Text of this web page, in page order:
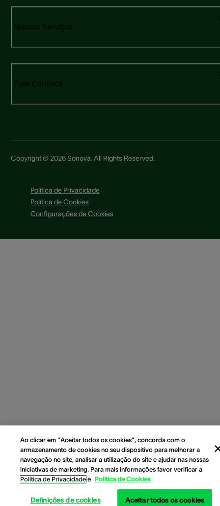
Nossos Serviços
Fale Conosco
Copyright © 2026 Sonova. All Rights Reserved.
Política de Privacidade
Política de Cookies
Configurações de Cookies
Ao clicar em "Aceitar todos os cookies", concorda com o
armazenamento de cookies no seu dispositivo para melhorar a
navegação no site, analisar a utilização do site e ajudar nas nossas
iniciativas de marketing. Para mais informações favor verificar a
Política de Privacidadee Política de Cookies
Definições de cookies Aceitar todos os cookies